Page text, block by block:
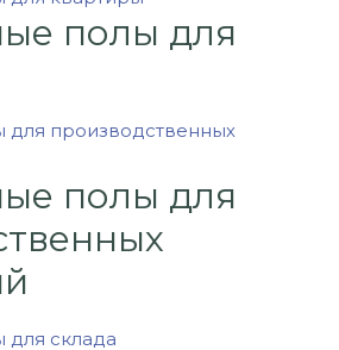
полы для
полы для